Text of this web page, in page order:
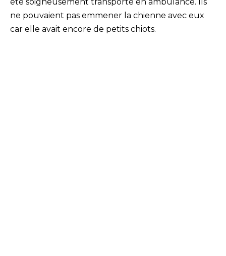
été soigneusement transporté en ambulance. Ils
ne pouvaient pas emmener la chienne avec eux
car elle avait encore de petits chiots.